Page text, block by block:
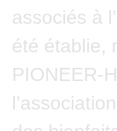
associés à
été établie,
PIONEER-